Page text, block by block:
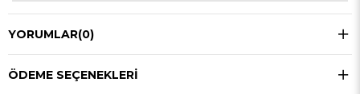
YORUMLAR(0)
ÖDEME SEÇENEKLERI